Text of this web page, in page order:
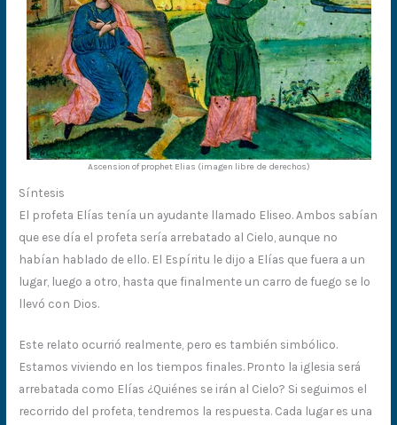
Ascension of prophet Elias (imagen libre de derechos)
Síntesis
El profeta Elías tenía un ayudante llamado Eliseo. Ambos sabían
que ese día el profeta sería arrebatado al Cielo, aunque no
habían hablado de ello. El Espíritu le dijo a Elías que fuera a un
lugar, luego a otro, hasta que finalmente un carro de fuego se lo
llevó con Dios.
Este relato ocurrió realmente, pero es también simbólico.
Estamos viviendo en los tiempos finales. Pronto la iglesia será
arrebatada como Elías ¿Quiénes se irán al Cielo? Si seguimos el
recorrido del profeta, tendremos la respuesta. Cada lugar es una